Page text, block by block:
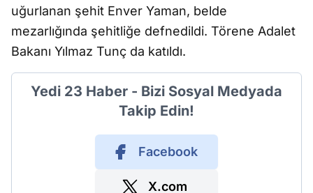
uğurlanan şehit Enver Yaman, belde
mezarlığında şehitliğe defnedildi. Törene Adalet
Bakanı Yılmaz Tunç da katıldı.
Yedi 23 Haber - Bizi Sosyal Medyada
Takip Edin!
Facebook
X.com